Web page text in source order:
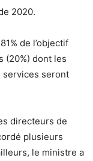
2020.
de l’objectif
(20%) dont les
services seront
directeurs de
plusieurs
le ministre a